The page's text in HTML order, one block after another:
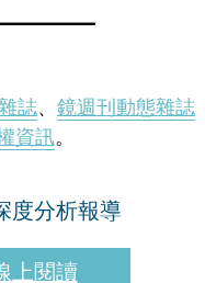
誌、 鏡週刊動態雜誌
資訊。
度分析報導
上閱讀